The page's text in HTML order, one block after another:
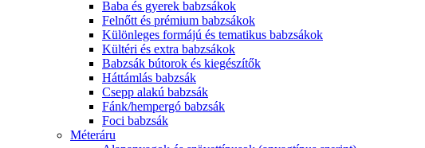
Baba és gyerek babzsákok
Felnőtt és prémium babzsákok
Különleges formájú és tematikus babzsákok
Kültéri és extra babzsákok
Babzsák bútorok és kiegészítők
Háttámlás babzsák
Csepp alakú babzsák
Fánk/hempergó babzsák
Foci babzsák
Méteráru